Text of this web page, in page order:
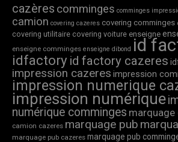
cazères comminges comminges
camion covering cazeres covering comminges
covering utilitaire covering voiture enseigne
enseigne comminges enseigne dibond id
idfactory id factory cazeres
impression cazeres impression
impression numerique
impression numérique
numérique comminges marquage
camion cazeres marquage pub
marquage pub cazeres marquage pub